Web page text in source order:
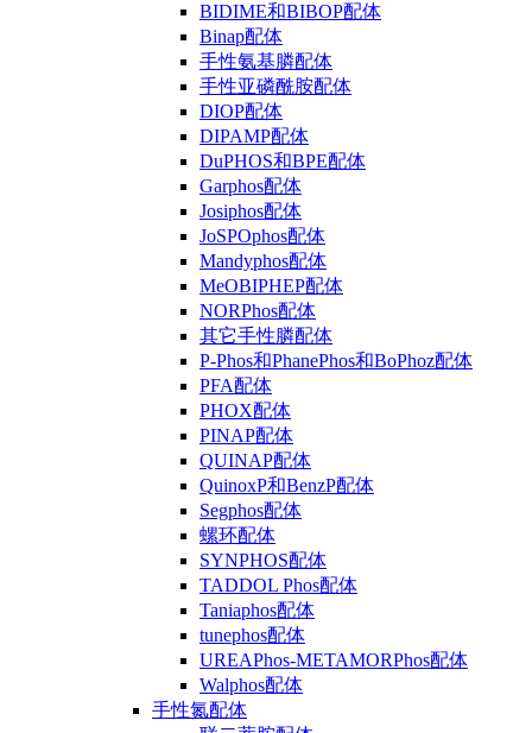
BIDIME和BIBOP配体
Binap配体
手性氨基膦配体
手性亚磷酰胺配体
DIOP配体
DIPAMP配体
DuPHOS和BPE配体
Garphos配体
Josiphos配体
JoSPOphos配体
Mandyphos配体
MeOBIPHEP配体
NORPhos配体
其它手性膦配体
P-Phos和PhanePhos和BoPhoz配体
PFA配体
PHOX配体
PINAP配体
QUINAP配体
QuinoxP和BenzP配体
Segphos配体
螺环配体
SYNPHOS配体
TADDOL Phos配体
Taniaphos配体
tunephos配体
UREAPhos-METAMORPhos配体
Walphos配体
手性氮配体